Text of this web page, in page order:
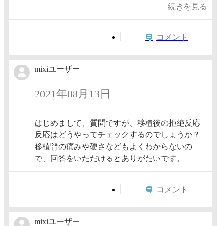
続きを見る
コメント
mixiユーザー
2021年08月13日
はじめまして、質問ですが、移植後の拒絶反応
反応はどうやってチェックするのでしょうか？
移植腎の痛みや硬さなどもよくわからないの
で、回答をいただけるとありがたいです。
コメント
mixiユーザー